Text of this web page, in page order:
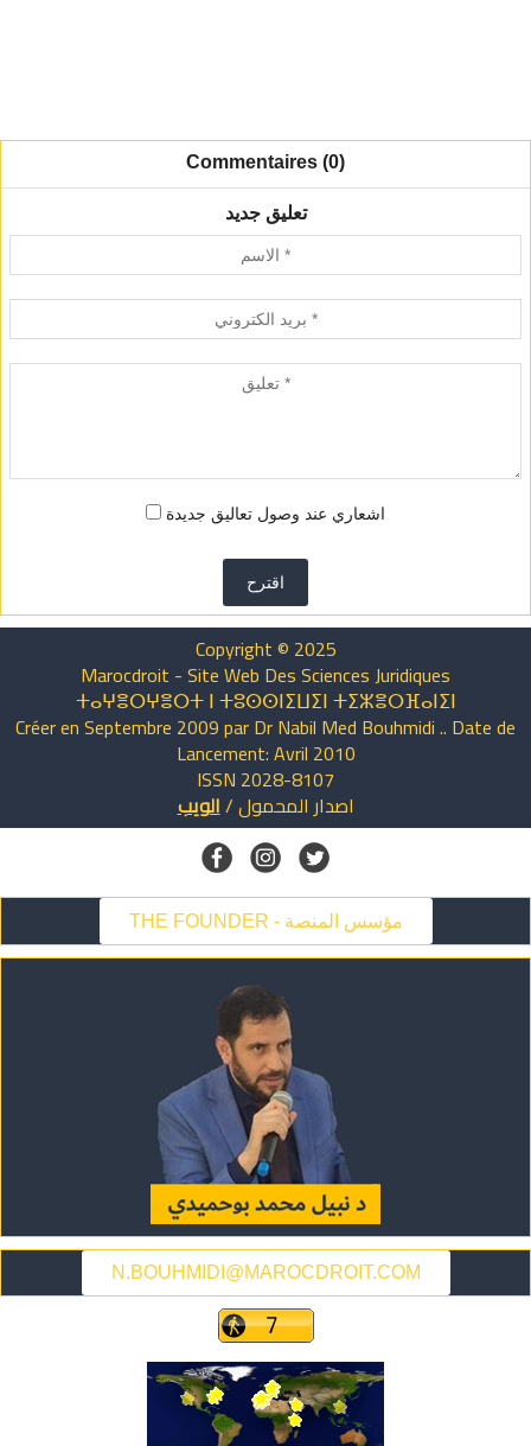
Commentaires (0)
تعليق جديد
اشعاري عند وصول تعاليق جديدة
اقترح
Copyright © 2025
Marocdroit - Site Web Des Sciences Juridiques
ⵜⴰⵖⴻⵔⵖⴻⵔⵜ ⵏ ⵜⵓⵙⵙⵏⵉⵡⵉⵏ ⵜⵉⵣⴻⵔⴼⴰⵏⵉⵏ
Créer en Septembre 2009 par Dr Nabil Med Bouhmidi .. Date de
Lancement: Avril 2010
ISSN 2028-8107
اصدار المحمول/الويب
THE FOUNDER - مؤسس المنصة
N.BOUHMIDI@MAROCDROIT.COM